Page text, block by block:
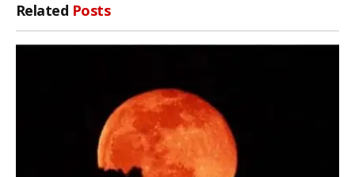
Related Posts